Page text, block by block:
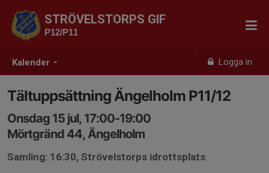
Kalender Logga in
STRÖVELSTORPS GIF
P12/P11
Tältuppsättning Ängelholm P11/12
Onsdag 15 jul, 17:00-19:00
Mörtgränd 44, Ängelholm
Samling: 16:30, Strövelstorps idrottsplats